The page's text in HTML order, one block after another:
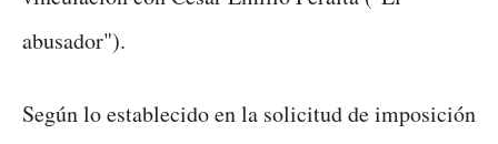
abusador").
Según lo establecido en la solicitud de imposición